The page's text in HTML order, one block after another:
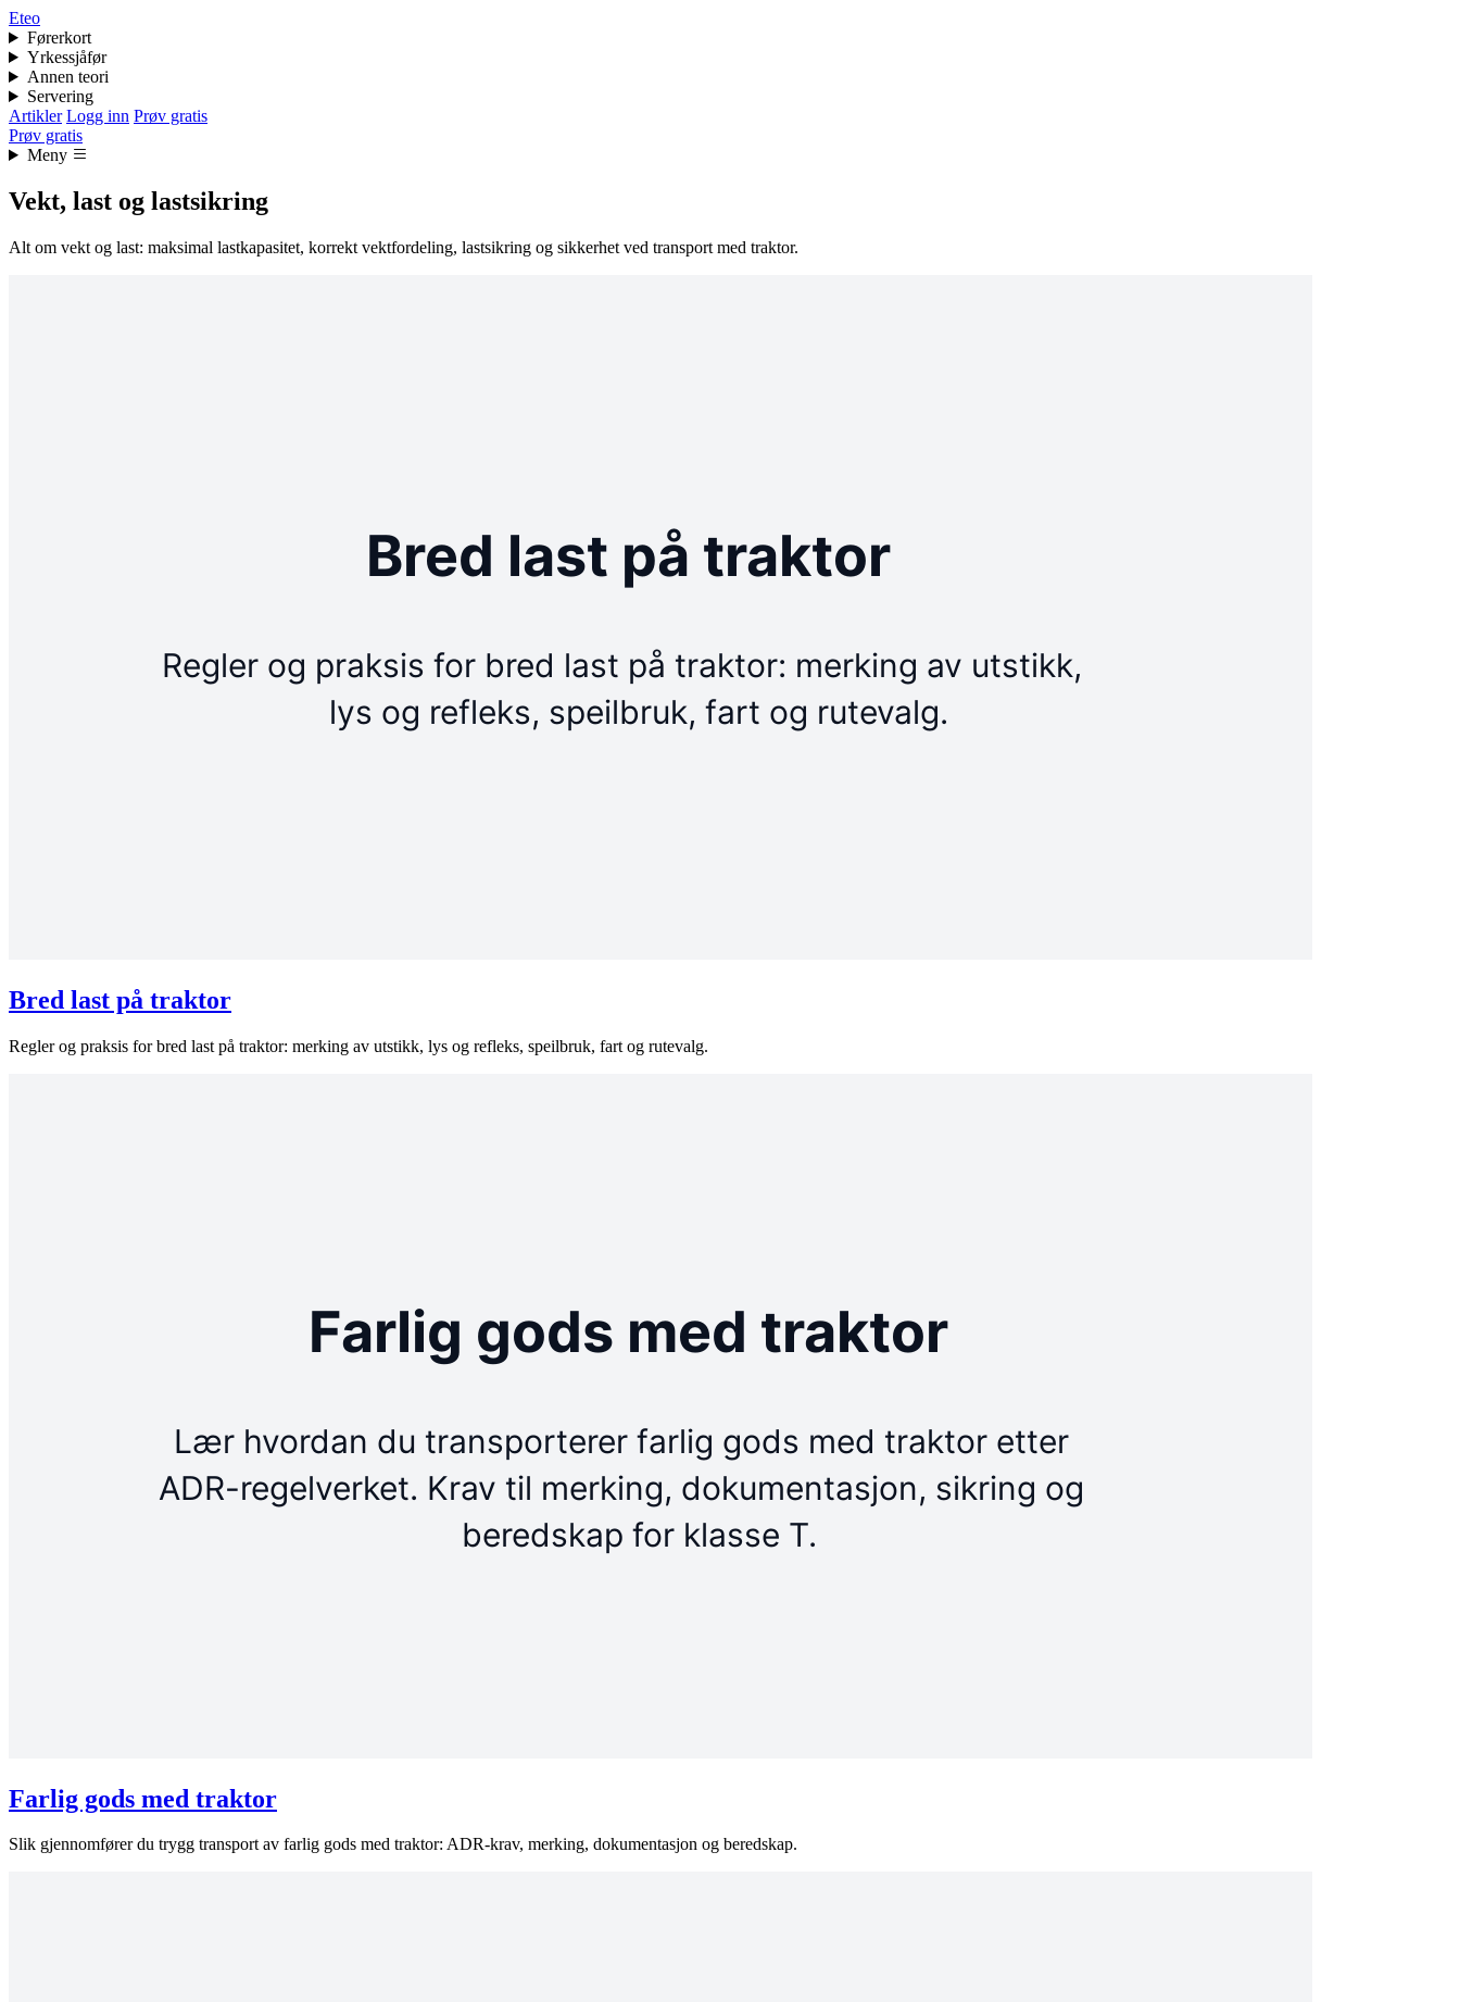
Eteo
Førerkort
Yrkessjåfør
Annen teori
Servering
Artikler Logg inn Prøv gratis
Prøv gratis
Meny
Vekt, last og lastsikring
Alt om vekt og last: maksimal lastkapasitet, korrekt vektfordeling, lastsikring og sikkerhet ved transport med traktor.
Bred last på traktor
Regler og praksis for bred last på traktor: merking av utstikk, lys og refleks, speilbruk, fart og rutevalg.
Farlig gods med traktor
Slik gjennomfører du trygg transport av farlig gods med traktor: ADR-krav, merking, dokumentasjon og beredskap.